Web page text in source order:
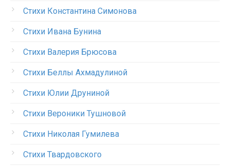
Стихи Константина Симонова
Стихи Ивана Бунина
Стихи Валерия Брюсова
Стихи Беллы Ахмадулиной
Стихи Юлии Друниной
Стихи Вероники Тушновой
Стихи Николая Гумилева
Стихи Твардовского